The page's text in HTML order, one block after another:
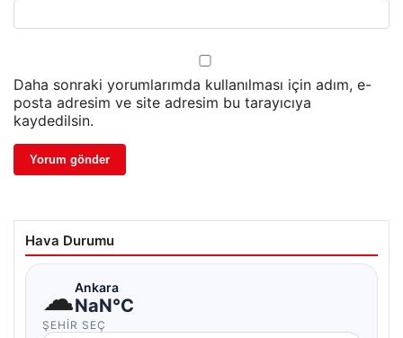
Daha sonraki yorumlarımda kullanılması için adım, e-
posta adresim ve site adresim bu tarayıcıya
kaydedilsin.
Hava Durumu
☁Ankara
NaN°C
ŞEHIR SEÇ